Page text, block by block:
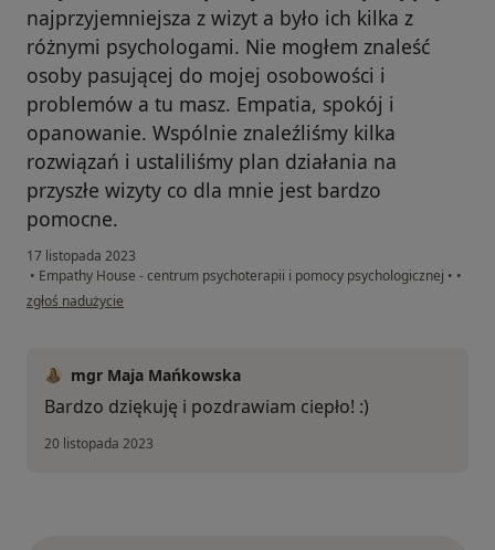
najprzyjemniejsza z wizyt a było ich kilka z
różnymi psychologami. Nie mogłem znaleść
osoby pasującej do mojej osobowości i
problemów a tu masz. Empatia, spokój i
opanowanie. Wspólnie znaleźliśmy kilka
rozwiązań i ustaliliśmy plan działania na
przyszłe wizyty co dla mnie jest bardzo
pomocne.
17 listopada 2023
• Empathy House - centrum psychoterapii i pomocy psychologicznej • •
w opinii użytkownika M.L
zgłoś nadużycie
mgr Maja Mańkowska
Bardzo dziękuję i pozdrawiam ciepło! :)
20 listopada 2023